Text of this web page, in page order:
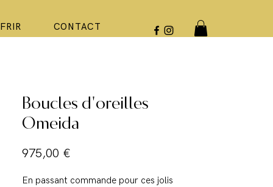
CONTACT
Boucles d'oreilles
Omeida
975,00 €
En passant commande pour ces jolis